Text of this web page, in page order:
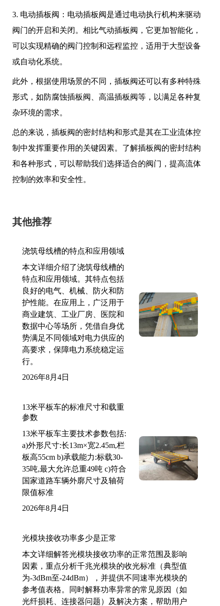
3. 电动插板阀：电动插板阀是通过电动执行机构来驱动
阀门的开启和关闭。相比气动插板阀，它更加智能化，
可以实现精确的阀门控制和远程监控，适用于大型设备
或自动化系统。
此外，根据使用场景的不同，插板阀还可以有多种特殊
形式，如防腐蚀插板阀、高温插板阀等，以满足各种复
杂环境的需求。
总的来说，插板阀的密封结构和形式是其在工业流体控
制中发挥重要作用的关键因素。了解插板阀的密封结构
和各种形式，可以帮助我们选择适合的阀门，提高流体
控制的效率和安全性。
其他推荐
浇筑母线槽的特点和应用领域
本文详细介绍了浇筑母线槽的
特点和应用领域。其特点包括
良好的电气、机械、防火和防
护性能。在应用上，广泛用于
商业建筑、工业厂房、医院和
数据中心等场所，凭借自身优
势满足不同领域对电力供应的
高要求，保障电力系统稳定运
行。
2026年8月4日
13米平板车的标准尺寸和载重
参数
13米平板车主要技术参数包括:
a)外形尺寸:长13m×宽2.45m,栏
板高55cm b)承载能力:标载30-
35吨,最大允许总重49吨 c)符合
国家道路车辆外廓尺寸及轴荷
限值标准
2026年8月4日
光模块接收功率多少是正常
本文详细解答光模块接收功率的正常范围及影响
因素，重点分析千兆光模块的收光标准（典型值
为-3dBm至-24dBm），并提供不同速率光模块的
参考值表格。同时解释功率异常的常见原因（如
光纤损耗、连接器问题）及解决方案，帮助用户